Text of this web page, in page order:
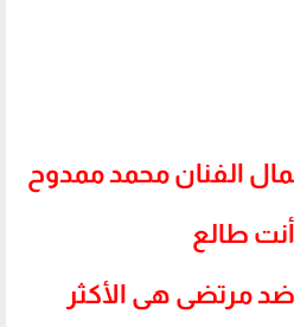
ضد مرتضى هى الأكثر